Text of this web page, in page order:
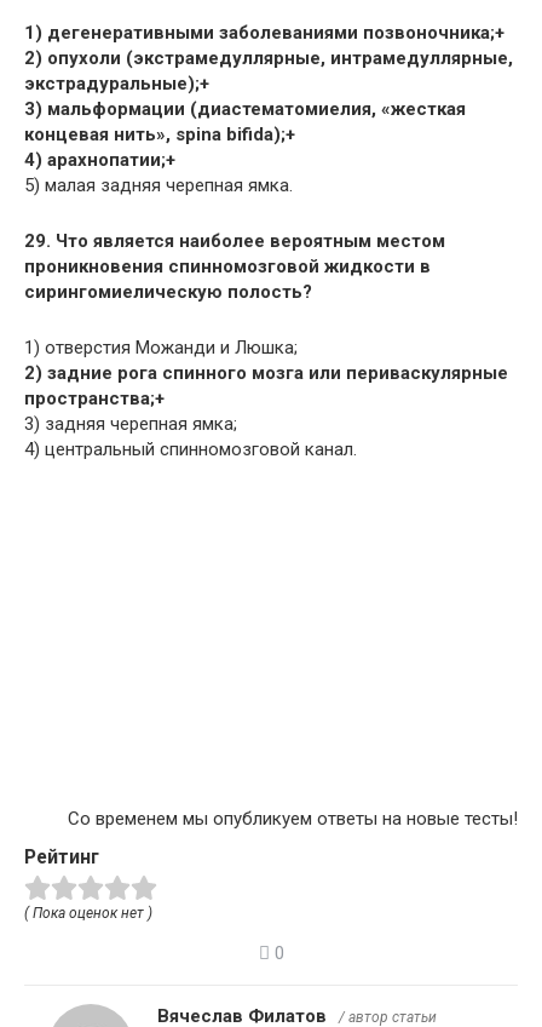
1) дегенеративными заболеваниями позвоночника;+
2) опухоли (экстрамедуллярные, интрамедуллярные,
экстрадуральные);+
3) мальформации (диастематомиелия, «жесткая
концевая нить», spina bifida);+
4) арахнопатии;+
5) малая задняя черепная ямка.
29. Что является наиболее вероятным местом
проникновения спинномозговой жидкости в
сирингомиелическую полость?
1) отверстия Можанди и Люшка;
2) задние рога спинного мозга или периваскулярные
пространства;+
3) задняя черепная ямка;
4) центральный спинномозговой канал.
Со временем мы опубликуем ответы на новые тесты!
Рейтинг
( Пока оценок нет )
0
Вячеслав Филатов / автор статьи